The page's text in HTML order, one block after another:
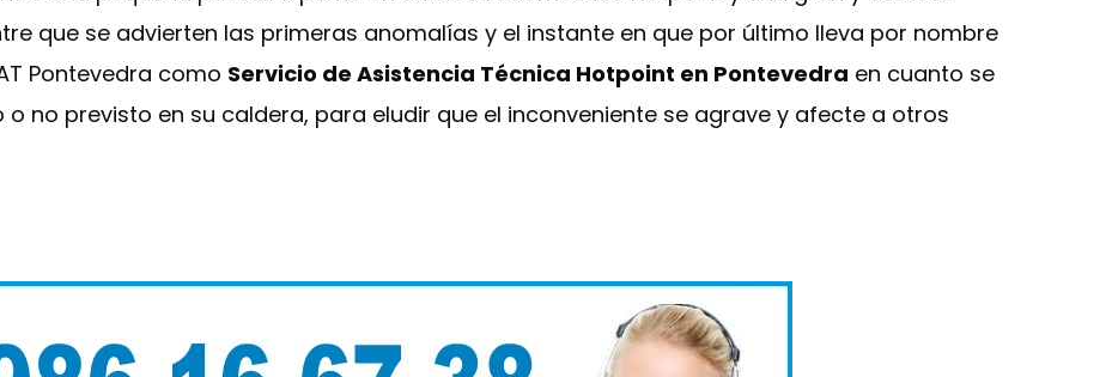
que se advierten las primeras anomalías y el instante en que por último lleva por nombre
Pontevedra como Servicio de Asistencia Técnica Hotpoint en Pontevedra en cuanto se
no previsto en su caldera, para eludir que el inconveniente se agrave y afecte a otros